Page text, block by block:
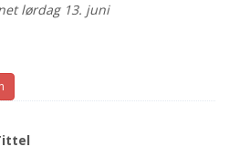
lørdag 13. juni